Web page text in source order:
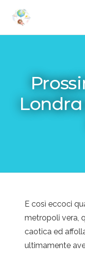
E così eccoci
metropoli vera,
caotica ed
ultimamente